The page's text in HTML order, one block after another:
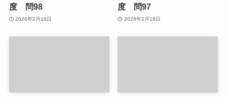
度 問98
2026年2月18日
度 問97
2026年2月18日